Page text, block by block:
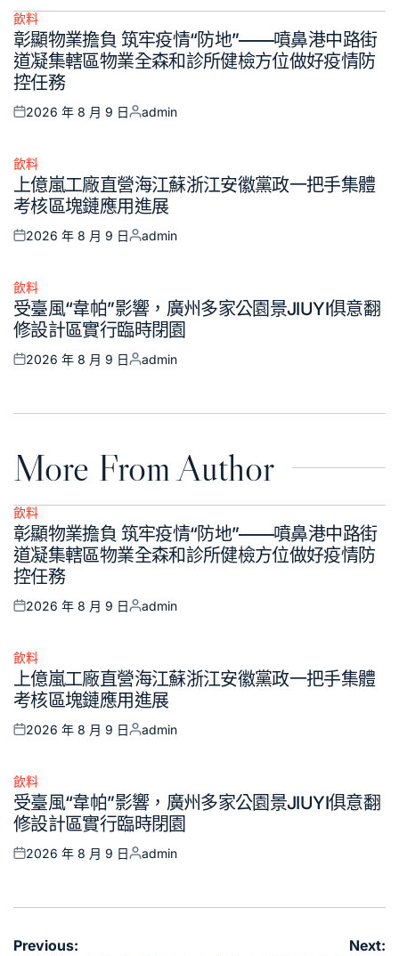
Posted
in
飲料
彰顯物業擔負 筑牢疫情“防地”——噴鼻港中路街
道凝集轄區物業全森和診所健檢方位做好疫情防
控任務
Posted
2026 年 8 月 9 日
Posted
admin
Posted
in
飲料
上億嵐工廠直營海江蘇浙江安徽黨政一把手集體
考核區塊鏈應用進展
Posted
2026 年 8 月 9 日
Posted
admin
Posted
in
飲料
受臺風“韋帕”影響，廣州多家公園景JIUYI俱意翻
修設計區實行臨時閉園
Posted
2026 年 8 月 9 日
Posted
admin
More From Author
Posted
in
飲料
彰顯物業擔負 筑牢疫情“防地”——噴鼻港中路街
道凝集轄區物業全森和診所健檢方位做好疫情防
控任務
Posted
2026 年 8 月 9 日
Posted
admin
Posted
in
飲料
上億嵐工廠直營海江蘇浙江安徽黨政一把手集體
考核區塊鏈應用進展
Posted
2026 年 8 月 9 日
Posted
admin
Posted
in
飲料
受臺風“韋帕”影響，廣州多家公園景JIUYI俱意翻
修設計區實行臨時閉園
Posted
2026 年 8 月 9 日
Posted
admin
文
Previous: Next: